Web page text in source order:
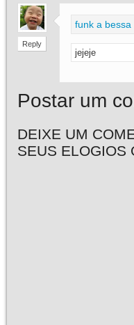
Reply
funk a bessa
jejeje
Postar um
DEIXE UM
SEUS ELOGIOS